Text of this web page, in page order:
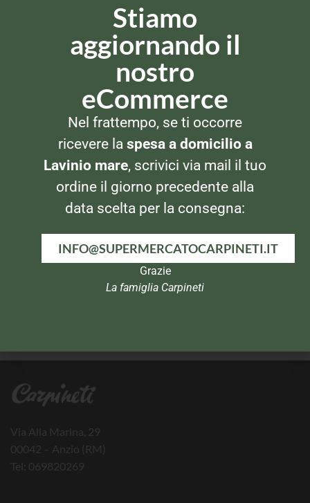
ACQUA GASSATA/EFFERVESCENTE
Acqua Ferrarelle 6×0,5lt
ACQUA GASSATA/EFFERVESCENTE
Acqua Ferrarelle 6×1,5lt
Via Alla Marina, 29
00042 – Anzio (RM)
Tel: 069820269
Stiamo
aggiornando il
nostro
eCommerce
Nel frattempo, se ti occorre
ricevere la spesa a domicilio a
Lavinio mare, scrivici via mail il tuo
ordine il giorno precedente alla
data scelta per la consegna:
INFO@SUPERMERCATOCARPINETI.IT
Grazie
La famiglia Carpineti